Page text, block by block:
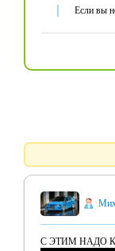
Если вы
С ЭТИМ НАДО